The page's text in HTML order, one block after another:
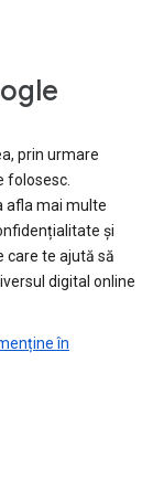
prin urmare
folosesc.
afla mai multe
și
care te ajută să
digital online
în